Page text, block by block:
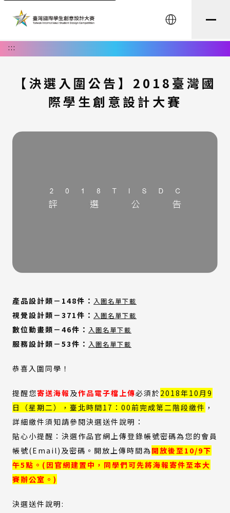
English
:::
【決選入圍公告】2018臺灣國
際學生創意設計大賽
產品設計類－ 148件： 入圍名單下載
連
新
視覺設計類－ 371件： 入圍名單下載
數位動畫類－ 46件： 入圍名單下載
連
新
服務設計類－ 53件： 入圍名單下載
恭喜入圍同學！
提醒您寄送海報及作品電子檔上傳必須於2018年10月9
日（星期二），臺北時間17：00前完成第二階段繳件 ，
詳細繳件須知請參閱決選送件說明：
貼心小提醒：決選作品官網上傳登錄帳號密碼為您的會員
帳號(Email)及密碼。開放上傳時間為開放後至10/9下
午5點。(因官網建置中，同學們可先將海報寄件至本大
賽辦公室。)
決選送件說明: